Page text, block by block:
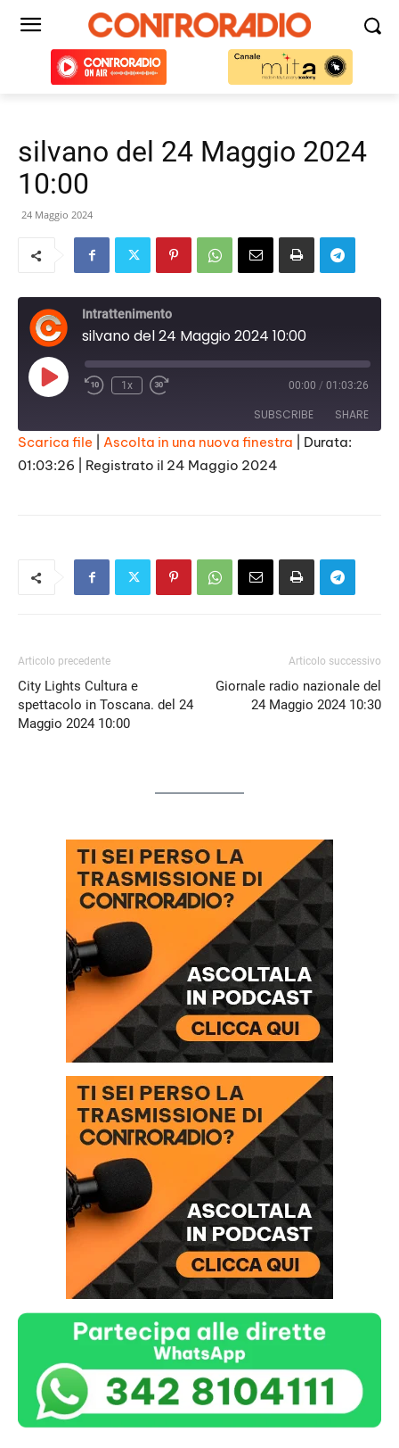
silvano del 24 Maggio 2024
10:00
24 Maggio 2024
Intrattenimento
silvano del 24 Maggio 2024 10:00
Play
Episode
1x 00:00 / 01:03:26
SUBSCRIBE SHARE
SHARE
Scarica file Ascolta in una nuova finestra
Durata:
01:03:26
Registrato il 24 Maggio 2024
Articolo precedente
City Lights Cultura e
spettacolo in Toscana. del 24
Maggio 2024 10:00
Articolo successivo
Giornale radio nazionale del
24 Maggio 2024 10:30